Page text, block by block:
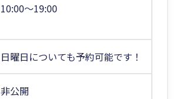
10:00〜19:00
日曜日についても予約可能です！
非公開